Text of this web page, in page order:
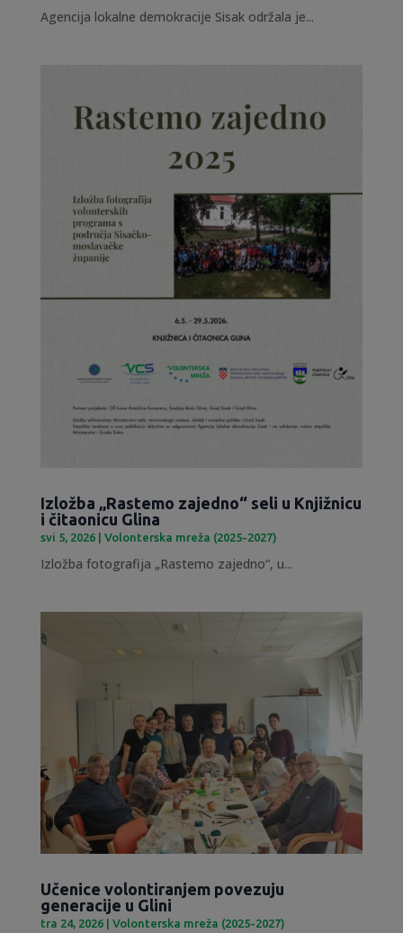
Agencija lokalne demokracije Sisak održala je...
Izložba „Rastemo zajedno“ seli u Knjižnicu
i čitaonicu Glina
svi 5, 2026| Volonterska mreža (2025-2027)
Izložba fotografija „Rastemo zajedno“, u...
Učenice volontiranjem povezuju
generacije u Glini
tra 24, 2026| Volonterska mreža (2025-2027)